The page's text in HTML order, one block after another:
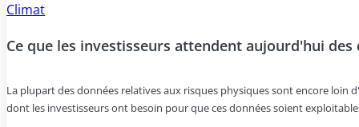
Climat
Ce que les investisseurs attendent aujourd'hui
La plupart des données relatives aux risques physiques sont encore loin
dont les investisseurs ont besoin pour que ces données soient